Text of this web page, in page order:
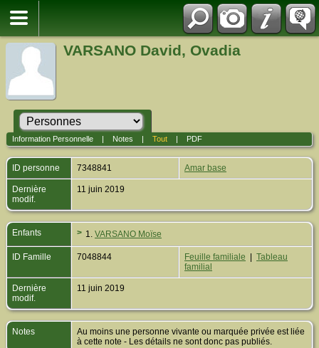
VARSANO David, Ovadia
Information Personnelle| Notes Tout| PDF
ID personne 7348841 Amar base
Dernière
modif.
11 juin 2019
Enfants > 1. VARSANO Moïse
ID Famille 7048844 Feuille familiale
Tableau
familial
Dernière
modif.
11 juin 2019
Notes
Au moins une personne vivante ou marquée privée est liée
à cette note - Les détails ne sont donc pas publiés.